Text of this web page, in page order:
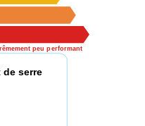
peu performant
de serre